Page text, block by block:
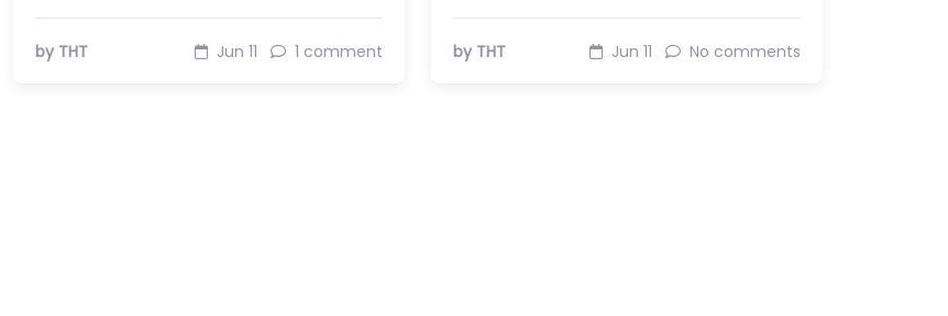
by THT Jun 11 1 comment by THT Jun 11 No comments